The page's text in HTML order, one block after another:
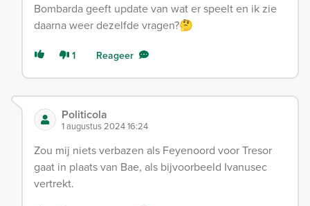
Bombarda geeft update van wat er speelt en ik zie
daarna weer dezelfde vragen?🤔
1 Reageer
Politicola
1 augustus 2024 16:24
Zou mij niets verbazen als Feyenoord voor Tresor
gaat in plaats van Bae, als bijvoorbeeld Ivanusec
vertrekt.